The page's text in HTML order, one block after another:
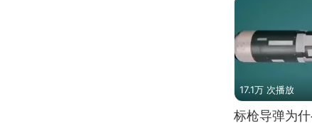
17.1万 次播放
标枪导弹为